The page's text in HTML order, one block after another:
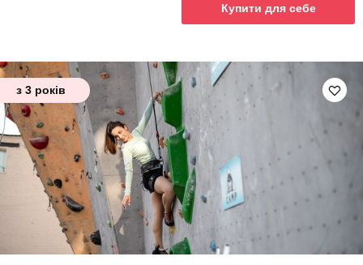
Купити для себе
з 3 років